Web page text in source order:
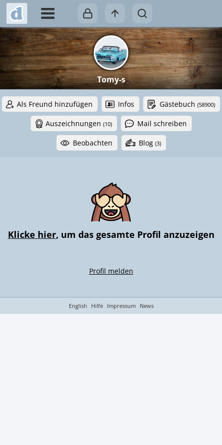
Tomy-s
Als Freund hinzufügen Infos Gästebuch (58900)
Auszeichnungen (10) Mail schreiben
Beobachten Blog (3)
Klicke hier, um das gesamte Profil anzuzeigen
Profil melden
English Hilfe Impressum News